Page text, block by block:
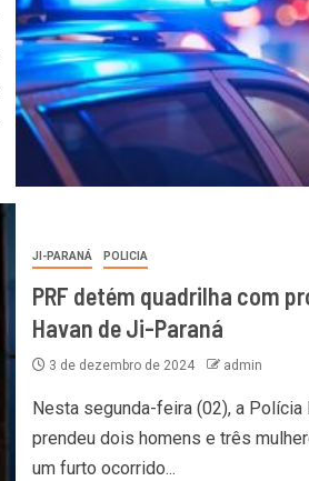
JI-PARANÁ POLICIA
PRF detém quadrilha com
Havan de Ji-Paraná
3 de dezembro de 2024 admin
Nesta segunda-feira (02), a Polícia
prendeu dois homens e três
um furto ocorrido...